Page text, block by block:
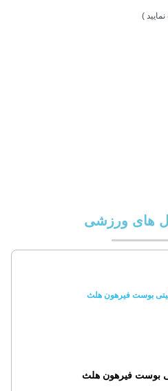
)
های ورزشی
بوست فیرهون هلث